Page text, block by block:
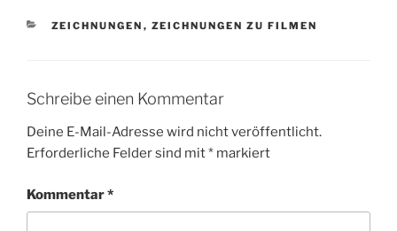
KATEGORIEN
ZEICHNUNGEN , ZEICHNUNGEN ZU FILMEN
Schreibe einen Kommentar
Deine E-Mail-Adresse wird nicht veröffentlicht.
Erforderliche Felder sind mit* markiert
Kommentar*